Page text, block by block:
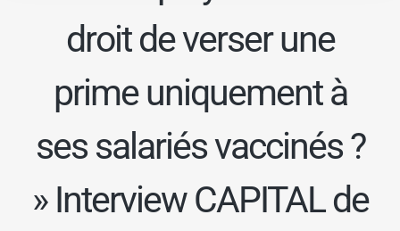
droit de verser une
prime uniquement à
ses salariés vaccinés ?
» Interview CAPITAL de